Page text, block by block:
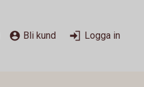
Bli kund Logga in